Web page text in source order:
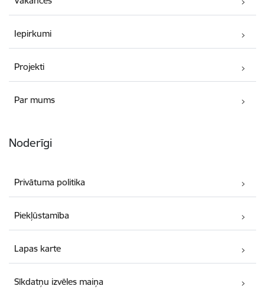
Iepirkumi
Projekti
Par mums
Noderīgi
Privātuma politika
Piekļūstamība
Lapas karte
Sīkdatņu izvēles maiņa